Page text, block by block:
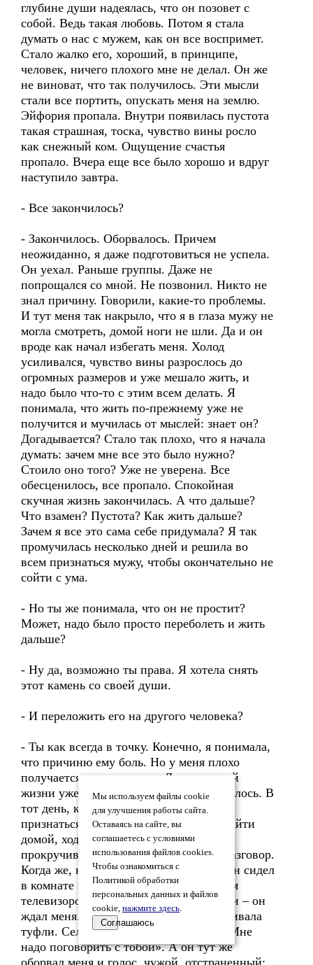
глубине души надеялась, что он позовет с
собой. Ведь такая любовь. Потом я стала
думать о нас с мужем, как он все воспримет.
Стало жалко его, хороший, в принципе,
человек, ничего плохого мне не делал. Он же
не виноват, что так получилось. Эти мысли
стали все портить, опускать меня на землю.
Эйфория пропала. Внутри появилась пустота
такая страшная, тоска, чувство вины росло
как снежный ком. Ощущение счастья
пропало. Вчера еще все было хорошо и вдруг
наступило завтра.
- Все закончилось?
- Закончилось. Оборвалось. Причем
неожиданно, я даже подготовиться не успела.
Он уехал. Раньше группы. Даже не
попрощался со мной. Не позвонил. Никто не
знал причину. Говорили, какие-то проблемы.
И тут меня так накрыло, что я в глаза мужу не
могла смотреть, домой ноги не шли. Да и он
вроде как начал избегать меня. Холод
усиливался, чувство вины разрослось до
огромных размеров и уже мешало жить, и
надо было что-то с этим всем делать. Я
понимала, что жить по-прежнему уже не
получится и мучилась от мыслей: знает он?
Догадывается? Стало так плохо, что я начала
думать: зачем мне все это было нужно?
Стоило оно того? Уже не уверена. Все
обесценилось, все пропало. Спокойная
скучная жизнь закончилась. А что дальше?
Что взамен? Пустота? Как жить дальше?
Зачем я все это сама себе придумала? Я так
промучилась несколько дней и решила во
всем признаться мужу, чтобы окончательно не
сойти с ума.
- Но ты же понимала, что он не простит?
Может, надо было просто переболеть и жить
дальше?
- Ну да, возможно ты права. Я хотела снять
этот камень со своей души.
- И переложить его на другого человека?
- Ты как всегда в точку. Конечно, я понимала,
что причиню ему боль. Но у меня плохо
получается притворяться. Да и прежней
жизни уже не было, и новой не получилось. В
тот день, когда я наконец-то решилась
признаться во всем, я долго не могла зайти
домой, ходила по детской площадке,
прокручивала в голове предстоящий разговор.
Когда же, наконец, зашла в квартиру, он сидел
в комнате в кресле перед выключенным
телевизором. Меня как ушатом окатили – он
ждал меня. Руки тряслись, пока я стягивала
туфли. Села напротив него, говорю: «Мне
надо поговорить с тобой». А он тут же
оборвал меня и голос чужой, отстраненный:
Мы используем файлы cookie
для улучшения работы сайта.
Оставаясь на сайте, вы
соглашаетесь с условиями
использования файлов cookies.
Чтобы ознакомиться с
Политикой обработки
персональных данных и файлов
cookie, нажмите здесь.
Соглашаюсь